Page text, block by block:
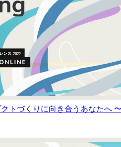
トづくりに向き合うあなたへ